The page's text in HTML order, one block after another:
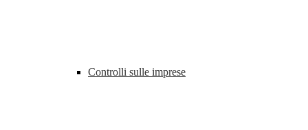
Controlli sulle imprese